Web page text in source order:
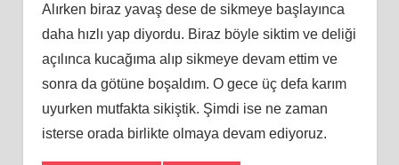
Alırken biraz yavaş dese de sikmeye başlayınca
daha hızlı yap diyordu. Biraz böyle siktim ve deliği
açılınca kucağıma alıp sikmeye devam ettim ve
sonra da götüne boşaldım. O gece üç defa karım
uyurken mutfakta sikiştik. Şimdi ise ne zaman
isterse orada birlikte olmaya devam ediyoruz.